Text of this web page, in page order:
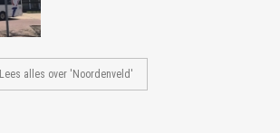
Lees alles over 'Noordenveld'